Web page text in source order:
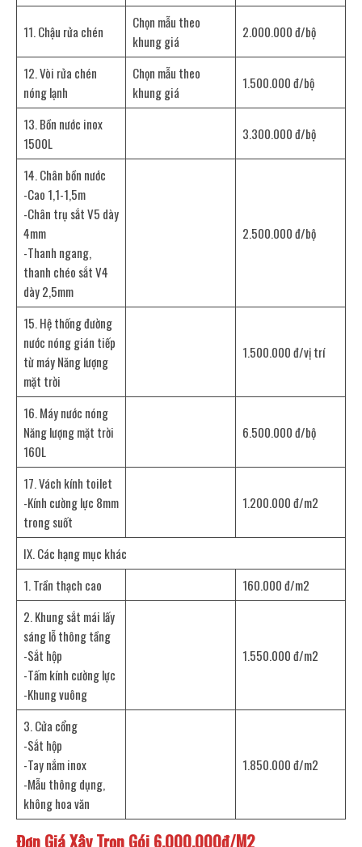
11. Chậu rửa chén
Chọn mẫu theo
khung giá
2.000.000 đ/bộ
12. Vòi rửa chén
nóng lạnh
Chọn mẫu theo
khung giá
1.500.000 đ/bộ
13. Bồn nước inox
1500L
3.300.000 đ/bộ
14. Chân bồn nước
-Cao 1,1-1,5m
-Chân trụ sắt V5 dày
4mm
-Thanh ngang,
thanh chéo sắt V4
dày 2,5mm
2.500.000 đ/bộ
15. Hệ thống đường
nước nóng gián tiếp
từ máy Năng lượng
mặt trời
1.500.000 đ/vị trí
16. Máy nước nóng
Năng lượng mặt trời
160L
6.500.000 đ/bộ
17. Vách kính toilet
-Kính cường lực 8mm
trong suốt
1.200.000 đ/m2
IX. Các hạng mục khác
1. Trần thạch cao
160.000 đ/m2
2. Khung sắt mái lấy
sáng lỗ thông tầng
-Sắt hộp
-Tấm kính cường lực
-Khung vuông
1.550.000 đ/m2
3. Cửa cổng
-Sắt hộp
-Tay nắm inox
-Mẫu thông dụng,
không hoa văn
1.850.000 đ/m2
Đơn Giá Xây Trọn Gói 6.000.000đ/M2